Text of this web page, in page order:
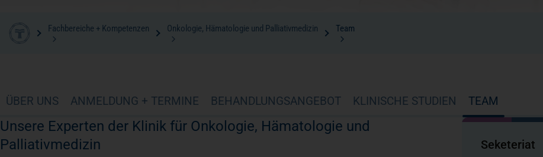
Fachbereiche + Kompetenzen Onkologie, Hämatologie und Palliativmedizin Team
ÜBER UNS ANMELDUNG + TERMINE BEHANDLUNGSANGEBOT KLINISCHE STUDIEN TEAM
Unsere Experten der Klinik für Onkologie, Hämatologie und
Palliativmedizin
Seketeriat